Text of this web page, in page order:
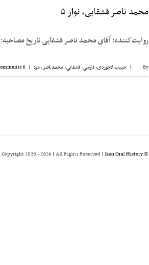
محمد ناصر قشقایی، نوار ۵
روایت‌کننده: آقای محمد ناصر قشقایی تاریخ مصاحبه: ۱ فوریه ۱۹۸۳ محل‌مصاحبه: لاس‌وگاس ـ [...]
By
|
| حبیب لاجوردی,فارسی,قشقایی، محمدناصر,مرد |
0 Comments
© Copyright 2020 -
2026 | All Rights Reserved | Iran Oral History